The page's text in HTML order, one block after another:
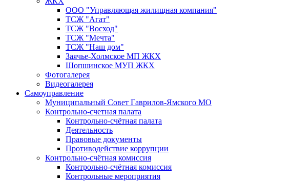
ООО "Управляющая жилищная компания"
ТСЖ "Агат"
ТСЖ "Восход"
ТСЖ "Мечта"
ТСЖ "Наш дом"
Заячье-Холмское МП ЖКХ
Шопшинское МУП ЖКХ
Фотогалерея
Видеогалерея
Самоуправление
Муниципальный Совет Гаврилов-Ямского МО
Контрольно-счетная палата
Контрольно-счётная палата
Деятельность
Правовые документы
Противодействие коррупции
Контрольно-счётная комиссия
Контрольно-счётная комиссия
Контрольные мероприятия